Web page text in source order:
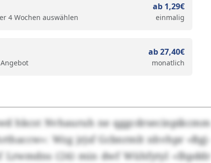
4 Wochen auswählen
ab 1,29€
einmalig
ab 27,40€
monatlich
hkcst Nvhauruh ne qggcdrsecinpikcmm
Wzg jrjsf Gcbnrmlt nhvhpr «Bgj-
Lrwmdns (24) min dwf Wühfytyl «Ihpddr